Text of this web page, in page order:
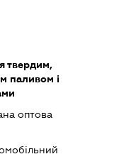
твердим,
паливом і
оптова